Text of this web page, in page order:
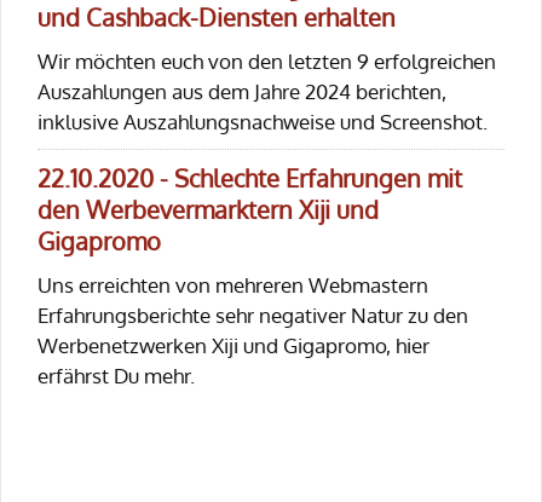
und Cashback-Diensten erhalten
Wir möchten euch von den letzten 9 erfolgreichen
Auszahlungen aus dem Jahre 2024 berichten,
inklusive Auszahlungsnachweise und Screenshot.
22.10.2020 - Schlechte Erfahrungen mit
den Werbevermarktern Xiji und
Gigapromo
Uns erreichten von mehreren Webmastern
Erfahrungsberichte sehr negativer Natur zu den
Werbenetzwerken Xiji und Gigapromo, hier
erfährst Du mehr.